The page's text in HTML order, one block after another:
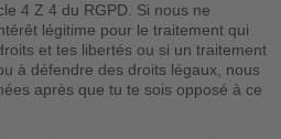
4 Z 4 du RGPD. Si nous ne
légitime pour le traitement qui
et tes libertés ou si un traitement
à défendre des droits légaux, nous
après que tu te sois opposé à ce